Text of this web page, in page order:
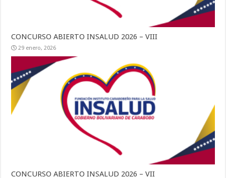
CONCURSO ABIERTO INSALUD 2026 – VIII
29 enero, 2026
CONCURSO ABIERTO INSALUD 2026 – VII